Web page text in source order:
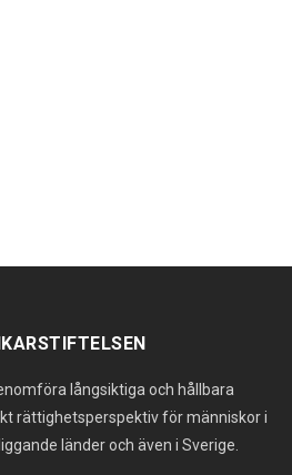
långsiktiga och hållbara
rättighetsperspektiv för människor i
länder och även i Sverige.